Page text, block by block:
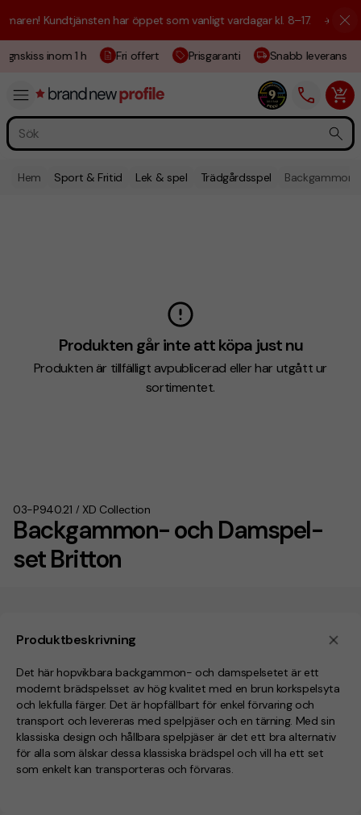
Kundtjänsten har öppet som vanligt vardagar kl. 8–17. ☀️ Vi är
inom 1 h Fri offert Prisgaranti Snabb leverans
Hem Sport & Fritid Lek & spel Trädgårdsspel
Backgammon- och Damspel-
set Britton
03-P940.21 / XD Collection
Produkten går inte att köpa just nu
Produkten är tillfälligt avpublicerad eller har utgått ur
sortimentet.
Produktbeskrivning
Det här hopvikbara backgammon- och damspelsetet är ett
modernt brädspelsset av hög kvalitet med en brun korkspelsyta
och lekfulla färger. Det är hopfällbart för enkel förvaring och
transport och levereras med spelpjäser och en tärning. Med sin
klassiska design och hållbara spelpjäser är det ett bra alternativ
för alla som älskar dessa klassiska brädspel och vill ha ett set
som enkelt kan transporteras och förvaras.